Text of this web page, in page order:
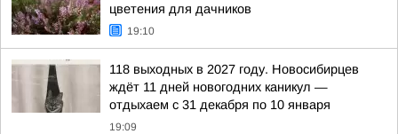
цветения для дачников
19:10
118 выходных в 2027 году. Новосибирцев
ждёт 11 дней новогодних каникул —
отдыхаем с 31 декабря по 10 января
19:09